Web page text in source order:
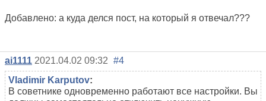
Добавлено: а куда делся пост, на который я отвечал???
ai1111 2021.04.02 09:32 #4
Vladimir Karputov:
В советнике одновременно работают все настройки. Вы